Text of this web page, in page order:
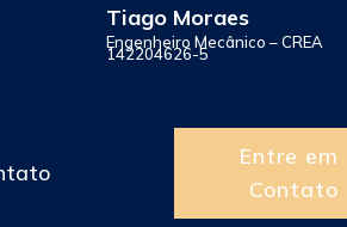
Tiago Moraes
Engenheiro Mecânico – CREA
142204626-5
Entre em
Contato